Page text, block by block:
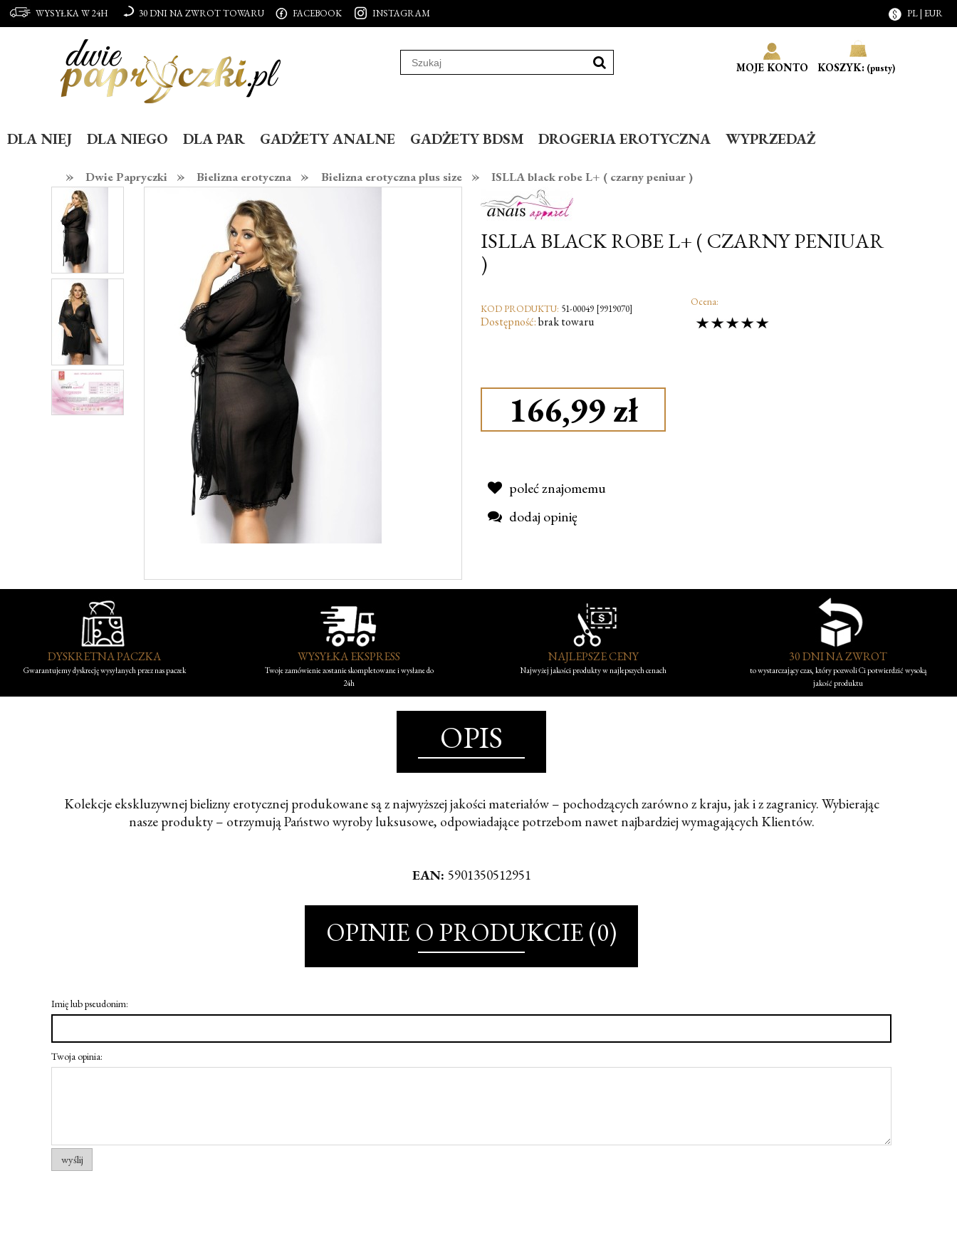
MOJE KONTO KOSZYK: (pusty)
DLA NIEJ DLA NIEGO DLA PAR GADŻETY ANALNE GADŻETY BDSM DROGERIA EROTYCZNA
WYPRZEDAŻ
»
Dwie Papryczki » Bielizna erotyczna » Bielizna erotyczna plus size » ISLLA black robe L+ ( czarny peniuar )
WYSYŁKA W 24H 30 DNI NA ZWROT TOWARU FACEBOOK INSTAGRAM PL | EUR
ISLLA BLACK ROBE L+ ( CZARNY PENIUAR
)
KOD PRODUKTU: 51-00049 [9919070]
Dostępność:brak towaru
Ocena:
166,99 zł
poleć znajomemu
dodaj opinię
DYSKRETNA PACZKA
Gwarantujemy dyskrecję wysyłanych przez nas paczek
WYSYŁKA EKSPRESS
Twoje zamówienie zostanie skompletowane i wysłane do
24h
NAJLEPSZE CENY
Najwyżej jakości produkty w najlepszych cenach
30 DNI NA ZWROT
to wystarczający czas, który pozwoli Ci potwierdzić wysoką
jakość produktu
OPIS
Kolekcje ekskluzywnej bielizny erotycznej produkowane są z najwyższej jakości materiałów – pochodzących zarówno z kraju, jak i z zagranicy. Wybierając
nasze produkty – otrzymują Państwo wyroby luksusowe, odpowiadające potrzebom nawet najbardziej wymagających Klientów.
EAN: 5901350512951
OPINIE O PRODUKCIE (0)
Imię lub pseudonim:
Twoja opinia:
wyślij